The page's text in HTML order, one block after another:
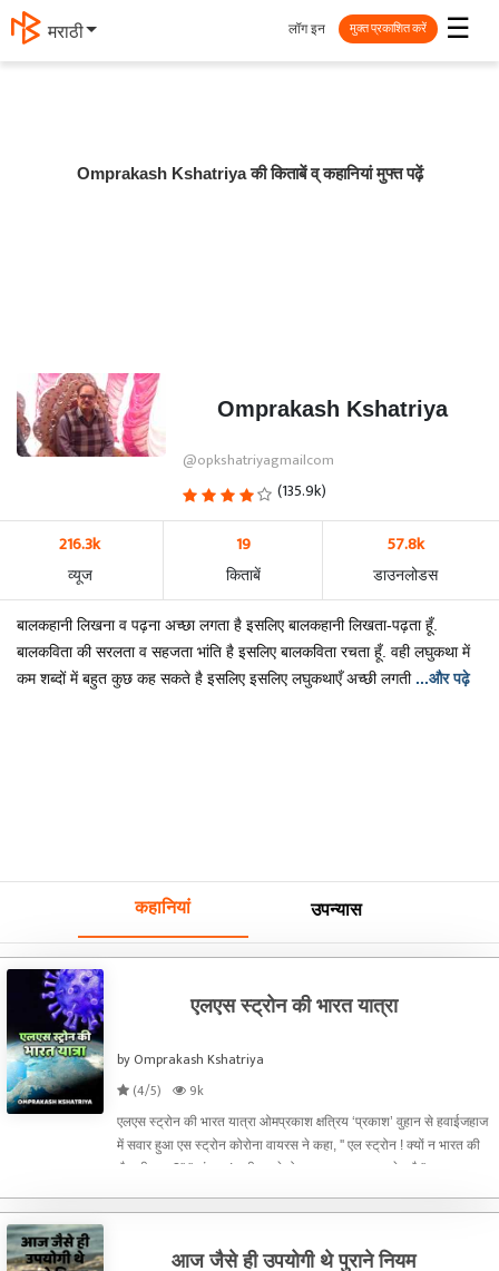
मराठी ☰
लॉग इन मुक्त प्रकाशित करें
Omprakash Kshatriya की किताबें व् कहानियां मुफ्त पढ़ें
Omprakash Kshatriya
@opkshatriyagmailcom
(135.9k)
216.3k
व्यूज
19
किताबें
57.8k
डाउनलोडस
बालकहानी लिखना व पढ़ना अच्छा लगता है इसलिए बालकहानी लिखता-पढ़ता हूँ.
बालकविता की सरलता व सहजता भांति है इसलिए बालकविता रचता हूँ. वही लघुकथा में
कम शब्दों में बहुत कुछ कह सकते है इसलिए इसलिए लघुकथाएँ अच्छी लगती ...और पढ़े
कहानियां उपन्यास
एलएस स्ट्रोन की भारत यात्रा
by Omprakash Kshatriya
(4/5)
9k
एलएस स्ट्रोन की भारत यात्रा ओमप्रकाश क्षत्रिय ‘प्रकाश’ वुहान से हवाईजहाज
में सवार हुआ एस स्ट्रोन कोरोना वायरस ने कहा, '' एल स्ट्रोन ! क्यों न भारत की
सैर की जाए ?'' '' हां यार ! सही कहते हो. भारत एक खुबसूरत देश है,'' एस स्ट
आज जैसे ही उपयोगी थे पुराने नियम